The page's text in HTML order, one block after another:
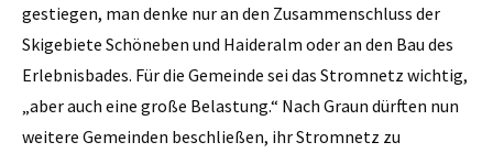
gestiegen, man denke nur an den Zusammenschluss der
Skigebiete Schöneben und Haideralm oder an den Bau des
Erlebnisbades. Für die Gemeinde sei das Stromnetz wichtig,
„aber auch eine große Belastung.“ Nach Graun dürften nun
weitere Gemeinden beschließen, ihr Stromnetz zu